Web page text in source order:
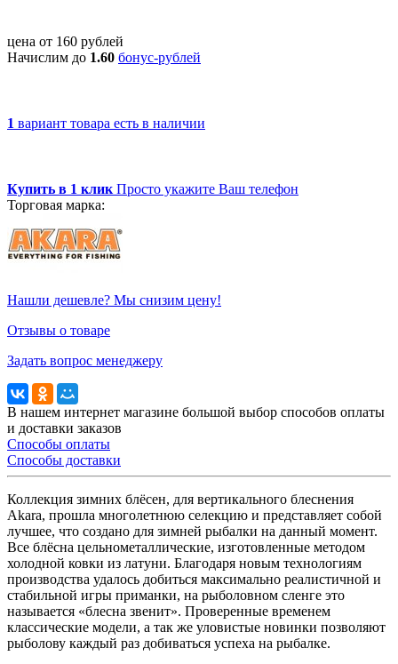
цена от 160 рублей
Начислим до 1.60 бонус-рублей
1 вариант товара есть в наличии
Купить в 1 клик Просто укажите Ваш телефон
Торговая марка:
Нашли дешевле? Мы снизим цену!
Отзывы о товаре
Задать вопрос менеджеру
В нашем интернет магазине большой выбор способов оплаты
и доставки заказов
Способы оплаты
Способы доставки
Коллекция зимних блёсен, для вертикального блеснения
Akara, прошла многолетнюю селекцию и представляет собой
лучшее, что создано для зимней рыбалки на данный момент.
Все блёсна цельнометаллические, изготовленные методом
холодной ковки из латуни. Благодаря новым технологиям
производства удалось добиться максимально реалистичной и
стабильной игры приманки, на рыболовном сленге это
называется «блесна звенит». Проверенные временем
классические модели, а так же уловистые новинки позволяют
рыболову каждый раз добиваться успеха на рыбалке.